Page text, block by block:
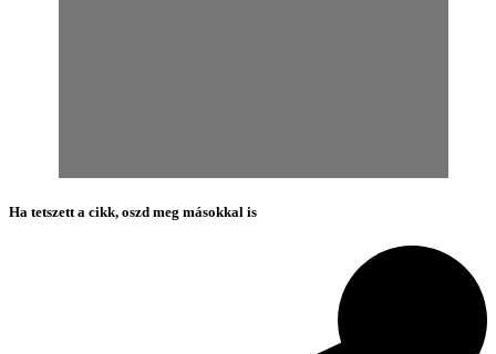
Ha tetszett a cikk, oszd meg másokkal is